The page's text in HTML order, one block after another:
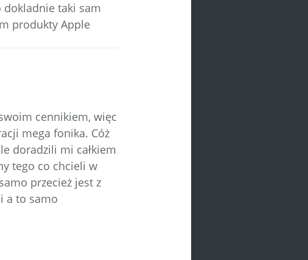
dokladnie taki sam
produkty Apple
cennikiem, więc
mega fonika. Cóż
doradzili mi całkiem
tego co chcieli w
przecież jest z
a to samo